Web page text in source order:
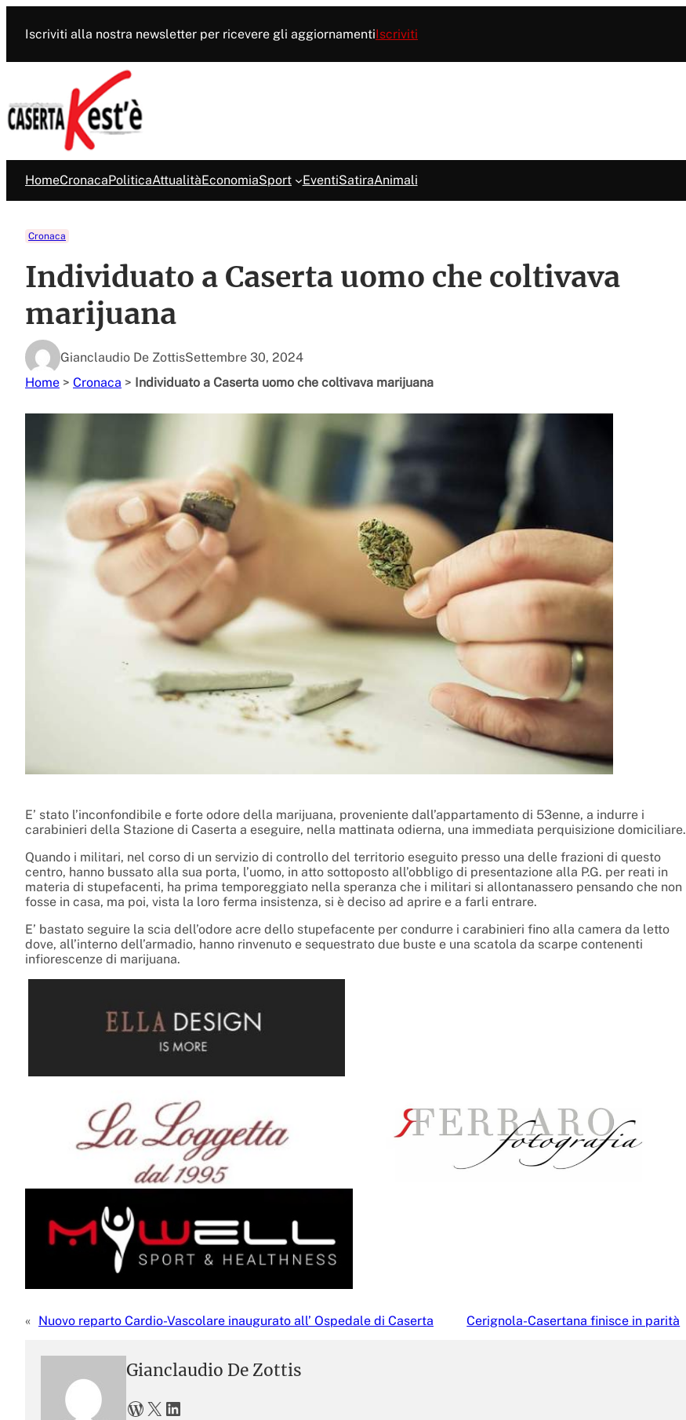
contenuto
Iscriviti alla nostra newsletter per ricevere gli aggiornamentiIscriviti
HomeCronacaPoliticaAttualitàEconomiaSport EventiSatiraAnimali
Cronaca
Individuato a Caserta uomo che coltivava
marijuana
Gianclaudio De ZottisSettembre 30, 2024
Home > Cronaca > Individuato a Caserta uomo che coltivava marijuana
E’ stato l’inconfondibile e forte odore della marijuana, proveniente dall’appartamento di 53enne, a indurre i
carabinieri della Stazione di Caserta a eseguire, nella mattinata odierna, una immediata perquisizione domiciliare.
Quando i militari, nel corso di un servizio di controllo del territorio eseguito presso una delle frazioni di questo
centro, hanno bussato alla sua porta, l’uomo, in atto sottoposto all’obbligo di presentazione alla P.G. per reati in
materia di stupefacenti, ha prima temporeggiato nella speranza che i militari si allontanassero pensando che non
fosse in casa, ma poi, vista la loro ferma insistenza, si è deciso ad aprire e a farli entrare.
E’ bastato seguire la scia dell’odore acre dello stupefacente per condurre i carabinieri fino alla camera da letto
dove, all’interno dell’armadio, hanno rinvenuto e sequestrato due buste e una scatola da scarpe contenenti
infiorescenze di marijuana.
« Nuovo reparto Cardio-Vascolare inaugurato all’ Ospedale di Caserta Cerignola-Casertana finisce in parità
Gianclaudio De Zottis
WordPress X LinkedIn